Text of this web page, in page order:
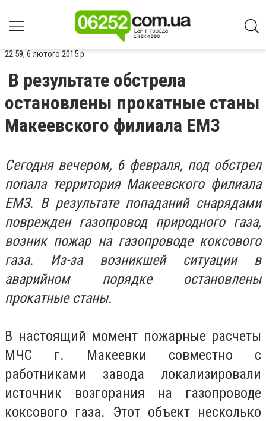
22:59, 6 лютого 2015 р.
В результате обстрела
остановлены прокатные станы
Макеевского филиала ЕМЗ
Сегодня вечером, 6 февраля, под обстрел
попала территория Макеевского филиала
ЕМЗ. В результате попаданий снарядами
поврежден газопровод природного газа,
возник пожар на газопроводе коксового
газа. Из-за возникшей ситуации в
аварийном порядке остановлены
прокатные станы.
В настоящий момент пожарные расчеты
МЧС г. Макеевки совместно с
работниками завода локализировали
источник возгорания на газопроводе
коксового газа. Этот объект несколько